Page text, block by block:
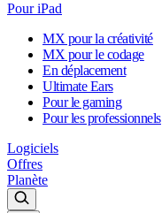
Pour iPad
MX pour la créativité
MX pour le codage
En déplacement
Ultimate Ears
Pour le gaming
Pour les professionnels
Logiciels
Offres
Planète